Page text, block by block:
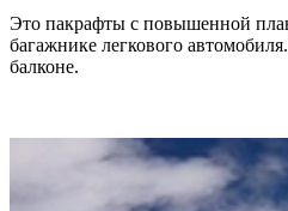
Это пакрафты с повышенной
багажнике легкового
балконе.